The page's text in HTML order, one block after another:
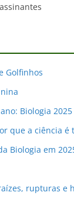
Golfinhos
Biologia 2025
que a ciência é
Biologia em
rupturas e